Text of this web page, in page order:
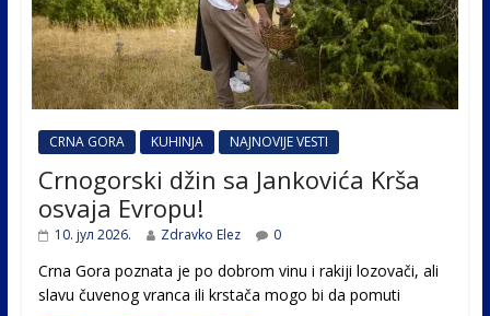
CRNA GORA KUHINJA NAJNOVIJE VESTI
Crnogorski džin sa Jankovića Krša
osvaja Evropu!
10. јул 2026. Zdravko Elez 0
Crna Gora poznata je po dobrom vinu i rakiji lozovači, ali
slavu čuvenog vranca ili krstača mogo bi da pomuti